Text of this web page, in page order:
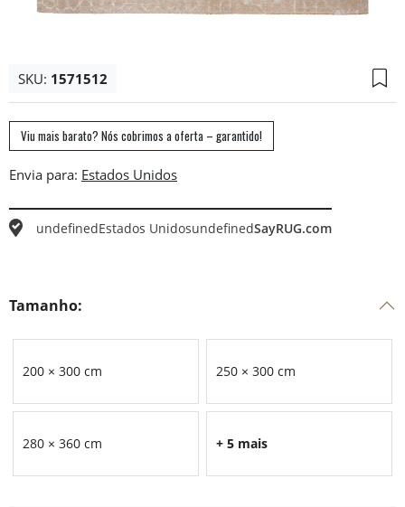
SKU: 1571512
Viu mais barato? Nós cobrimos a oferta – garantido!
Envia para:
undefinedEstados UnidosundefinedSayRUG.com
Tamanho:
200 × 300 cm 250 × 300 cm
280 × 360 cm + 5 mais